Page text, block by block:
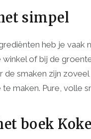
simpel
heb je vaak
of bij de
smaken zijn zoveel
maken. Pure, volle
boek